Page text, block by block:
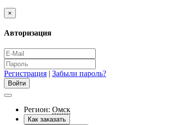
×
Авторизация
Регистрация | Забыли пароль?
Регион: Омск
Как заказать